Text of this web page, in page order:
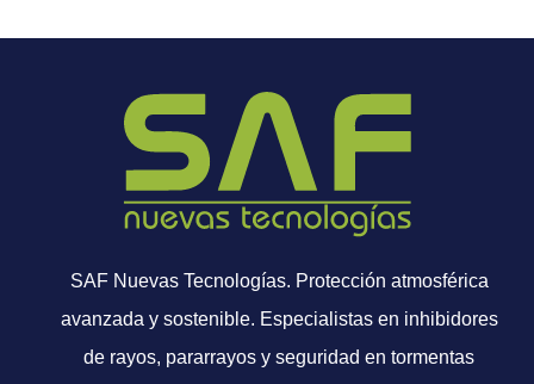
SAF Nuevas Tecnologías. Protección atmosférica
avanzada y sostenible. Especialistas en inhibidores
de rayos, pararrayos y seguridad en tormentas